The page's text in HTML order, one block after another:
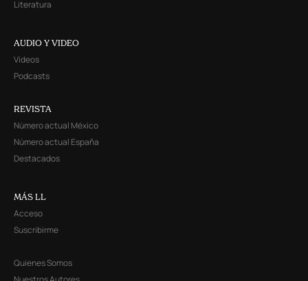
Literatura
AUDIO Y VIDEO
Videos
Podcasts
REVISTA
Número actual México
Número actual España
Destacados
MÁS LL
Acceso
Suscribirme
Quienes Somos